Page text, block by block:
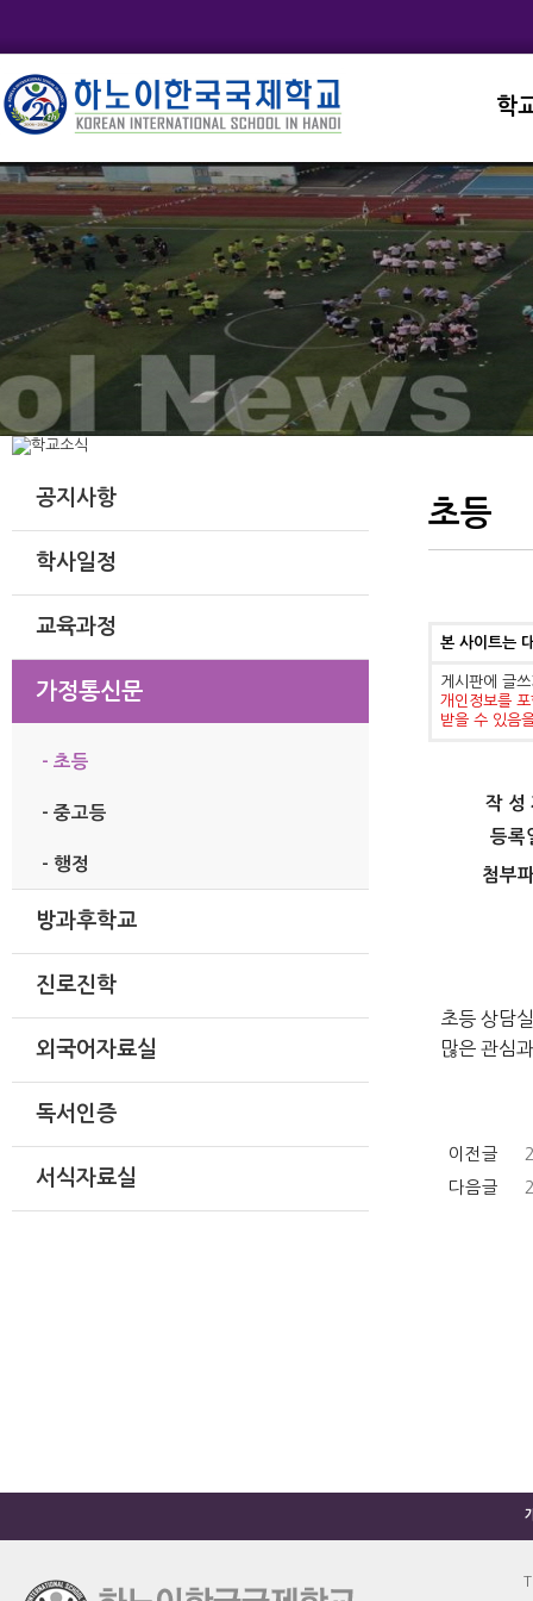
학
학
학
학
공지사항
학사일정
교육과정
가정통신문
- 초등
- 중고등
- 행정
방과후학교
진로진학
외국어자료실
독서인증
서식자료실
초등
본 사이트는
게시판에 글
개인정보를
받을 수 있음
작 성
등록
첨부
초등 상담
많은 관심
이전글
다음글